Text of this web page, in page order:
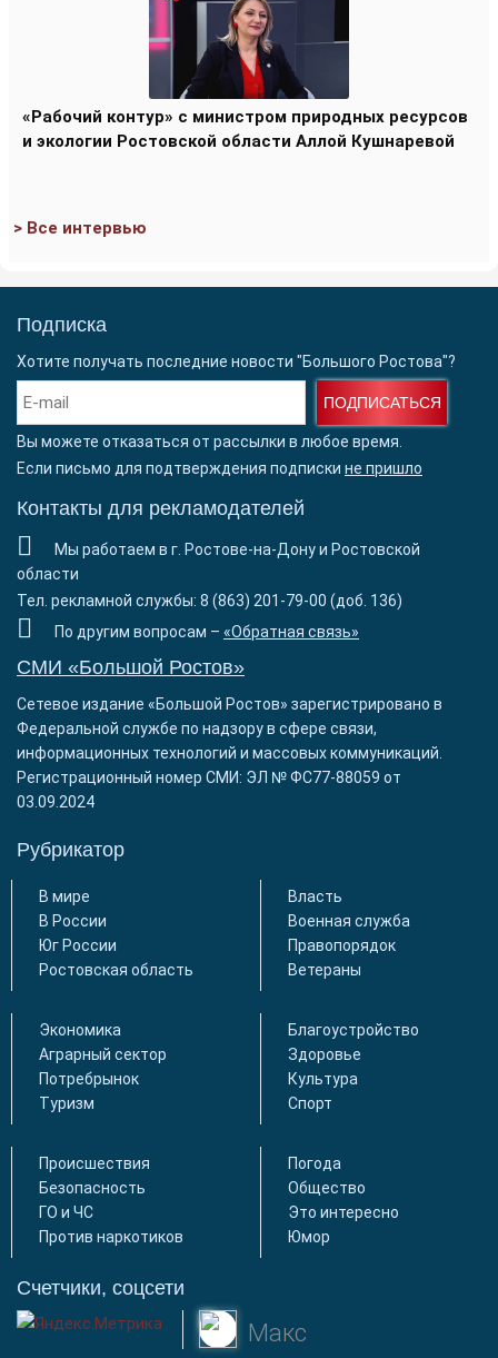
«Рабочий контур» с министром природных ресурсов
и экологии Ростовской области Аллой Кушнаревой
> Все интервью
Подписка
Хотите получать последние новости "Большого Ростова"?
ПОДПИСАТЬСЯ
Вы можете отказаться от рассылки в любое время.
Если письмо для подтверждения подписки не пришло
Контакты для рекламодателей
Мы работаем в г. Ростове-на-Дону и Ростовской
области
Тел. рекламной службы: 8 (863) 201-79-00 (доб. 136)
По другим вопросам – «Обратная связь»
СМИ «Большой Ростов»
Сетевое издание «Большой Ростов» зарегистрировано в
Федеральной службе по надзору в сфере связи,
информационных технологий и массовых коммуникаций.
Регистрационный номер СМИ: ЭЛ № ФС77-88059 от
03.09.2024
Рубрикатор
В мире
В России
Юг России
Ростовская область
Власть
Военная служба
Правопорядок
Ветераны
Экономика
Аграрный сектор
Потребрынок
Туризм
Благоустройство
Здоровье
Культура
Спорт
Происшествия
Безопасность
ГО и ЧС
Против наркотиков
Погода
Общество
Это интересно
Юмор
Счетчики, соцсети
Макс